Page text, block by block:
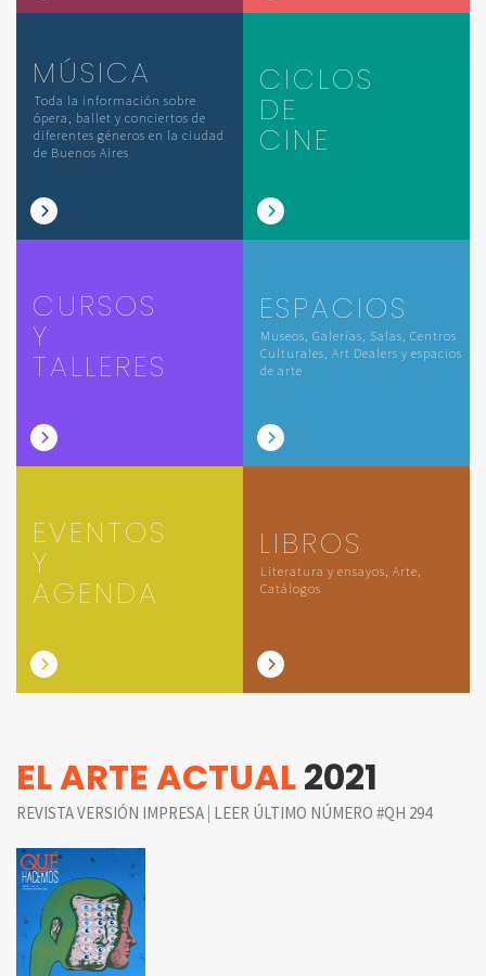
MÚSICA
Toda la información sobre
ópera, ballet y conciertos de
diferentes géneros en la ciudad
de Buenos Aires
CICLOS
DE
CINE
CURSOS
Y
TALLERES
ESPACIOS
Museos, Galerías, Salas, Centros
Culturales, Art Dealers y espacios
de arte
EVENTOS
Y
AGENDA
LIBROS
Literatura y ensayos, Arte,
Catálogos
EL ARTE ACTUAL2021
REVISTA VERSIÓN IMPRESA | LEER ÚLTIMO NÚMERO #QH 294